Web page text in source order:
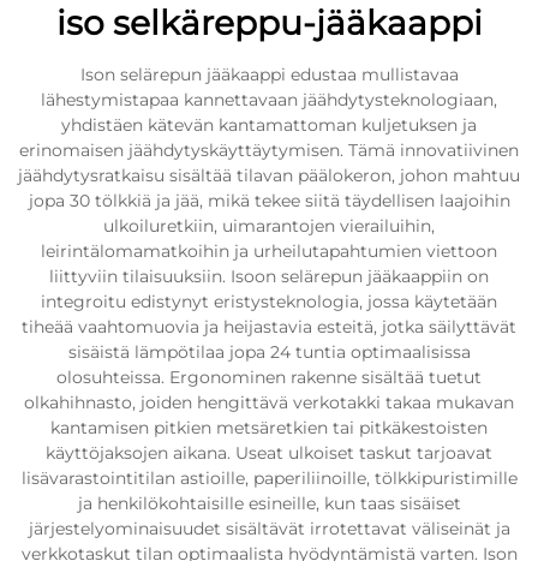
iso selkäreppu-jääkaappi
Ison selärepun jääkaappi edustaa mullistavaa
lähestymistapaa kannettavaan jäähdytysteknologiaan,
yhdistäen kätevän kantamattoman kuljetuksen ja
erinomaisen jäähdytyskäyttäytymisen. Tämä innovatiivinen
jäähdytysratkaisu sisältää tilavan päälokeron, johon mahtuu
jopa 30 tölkkiä ja jää, mikä tekee siitä täydellisen laajoihin
ulkoiluretkiin, uimarantojen vierailuihin,
leirintälomamatkoihin ja urheilutapahtumien viettoon
liittyviin tilaisuuksiin. Isoon selärepun jääkaappiin on
integroitu edistynyt eristysteknologia, jossa käytetään
tiheää vaahtomuovia ja heijastavia esteitä, jotka säilyttävät
sisäistä lämpötilaa jopa 24 tuntia optimaalisissa
olosuhteissa. Ergonominen rakenne sisältää tuetut
olkahihnasto, joiden hengittävä verkotakki takaa mukavan
kantamisen pitkien metsäretkien tai pitkäkestoisten
käyttöjaksojen aikana. Useat ulkoiset taskut tarjoavat
lisävarastointitilan astioille, paperiliinoille, tölkkipuristimille
ja henkilökohtaisille esineille, kun taas sisäiset
järjestelyominaisuudet sisältävät irrotettavat väliseinät ja
verkkotaskut tilan optimaalista hyödyntämistä varten. Ison